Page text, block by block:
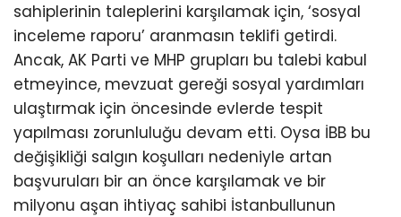
sahiplerinin taleplerini karşılamak için, ‘sosyal
inceleme raporu’ aranmasın teklifi getirdi.
Ancak, AK Parti ve MHP grupları bu talebi kabul
etmeyince, mevzuat gereği sosyal yardımları
ulaştırmak için öncesinde evlerde tespit
yapılması zorunluluğu devam etti. Oysa İBB bu
değişikliği salgın koşulları nedeniyle artan
başvuruları bir an önce karşılamak ve bir
milyonu aşan ihtiyaç sahibi İstanbullunun